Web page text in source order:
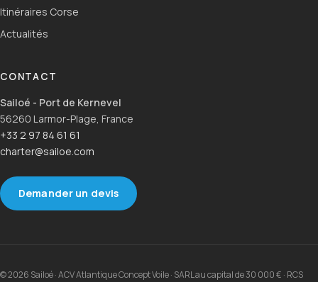
Itinéraires Corse
Actualités
CONTACT
Sailoé - Port de Kernevel
56260 Larmor-Plage, France
+33 2 97 84 61 61
charter@sailoe.com
Demander un devis
© 2026 Sailoé · ACV Atlantique Concept Voile · SARL au capital de 30 000 € · RCS